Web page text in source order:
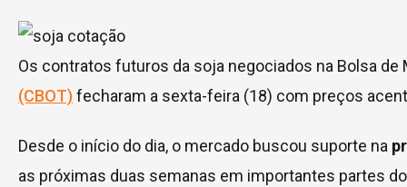
Os contratos futuros da soja negociados na Bolsa de
(CBOT)fecharam a sexta-feira (18) com preços
Desde o início do dia, o mercado buscou suporte na
as próximas duas semanas em importantes partes